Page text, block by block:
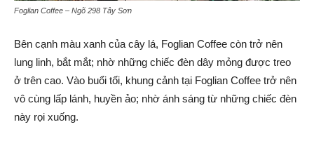
Foglian Coffee – Ngõ 298 Tây Sơn
Bên cạnh màu xanh của cây lá, Foglian Coffee còn trở nên
lung linh, bắt mắt; nhờ những chiếc đèn dây mỏng được treo
ở trên cao. Vào buổi tối, khung cảnh tại Foglian Coffee trở nên
vô cùng lấp lánh, huyền ảo; nhờ ánh sáng từ những chiếc đèn
này rọi xuống.